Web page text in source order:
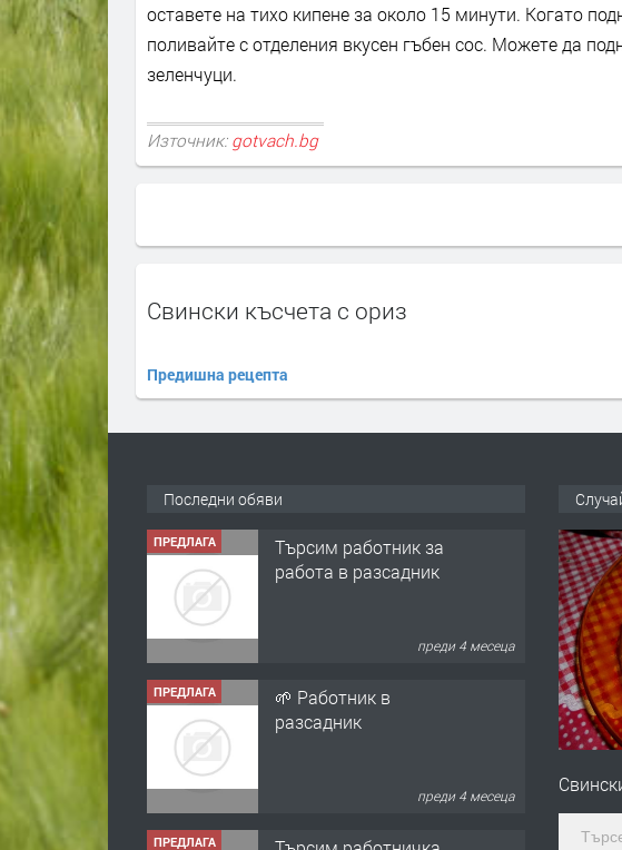
оставете на тихо кипене за около 15 минути. Когато
поливайте с отделения вкусен гъбен сос. Можете да
зеленчуци.
Източник: gotvach.bg
Свински късчета с ориз
Предишна рецепта
Последни обяви
ПРЕДЛАГА
Търсим работник за
работа в разсадник
преди 4 месеца
ПРЕДЛАГА
🌱 Работник в
разсадник
преди 4 месеца
ПРЕДЛАГА